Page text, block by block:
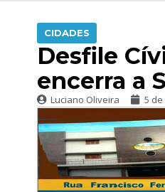
CIDADES
Desfile
encerra a
Luciano Oliveira 5